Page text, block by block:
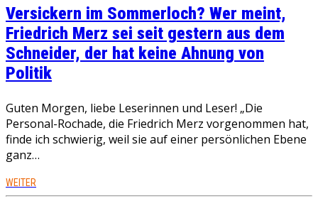
Versickern im Sommerloch? Wer meint,
Friedrich Merz sei seit gestern aus dem
Schneider, der hat keine Ahnung von
Politik
Guten Morgen, liebe Leserinnen und Leser! „Die
Personal-Rochade, die Friedrich Merz vorgenommen hat,
finde ich schwierig, weil sie auf einer persönlichen Ebene
ganz…
WEITER